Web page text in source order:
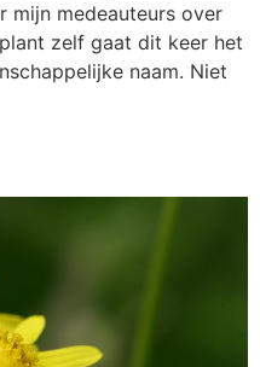
mijn medeauteurs over
zelf gaat dit keer het
naam. Niet